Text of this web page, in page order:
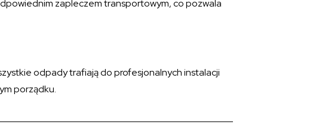
zapleczem transportowym, co pozwala
odpady trafiają do profesjonalnych instalacji
porządku.